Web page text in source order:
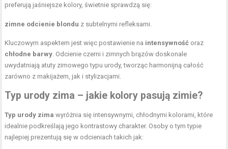
preferują jaśniejsze kolory, świetnie sprawdzą się:
zimne odcienie blondu z subtelnymi refleksami.
Kluczowym aspektem jest więc postawienie na intensywność oraz
chłodne barwy . Odcienie czerni i zimnych brązów doskonale
uwydatniają atuty zimowego typu urody, tworząc harmonijną całość
zarówno z makijażem, jak i stylizacjami.
Typ urody zima – jakie kolory pasują zimie?
Typ urody zima wyróżnia się intensywnymi, chłodnymi kolorami, które
idealnie podkreślają jego kontrastowy charakter. Osoby o tym typie
najlepiej prezentują się w odcieniach takich jak: